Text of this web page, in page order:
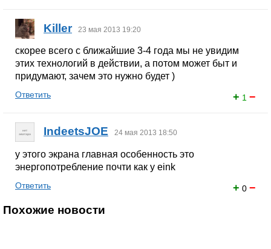
Killer 23 мая 2013 19:20
скорее всего с ближайшие 3-4 года мы не увидим
этих технологий в действии, а потом может быт и
придумают, зачем это нужно будет )
+ 1 −
Ответить
IndeetsJOE 24 мая 2013 18:50
у этого экрана главная особенность это
энергопотребление почти как у eink
+ 0 −
Ответить
Похожие новости